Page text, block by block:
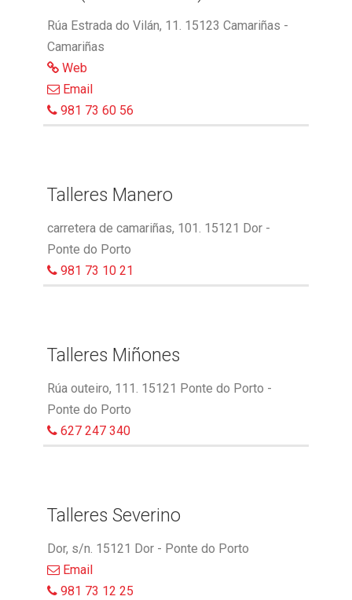
Rúa Estrada do Vilán, 11. 15123 Camariñas -
Camariñas
Web
Email
981 73 60 56
Talleres Manero
carretera de camariñas, 101. 15121 Dor -
Ponte do Porto
981 73 10 21
Talleres Miñones
Rúa outeiro, 111. 15121 Ponte do Porto -
Ponte do Porto
627 247 340
Talleres Severino
Dor, s/n. 15121 Dor - Ponte do Porto
Email
981 73 12 25